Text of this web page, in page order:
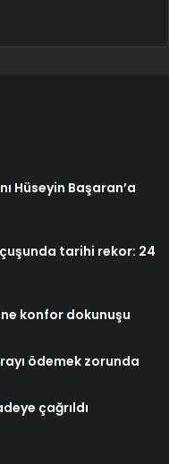
Hüseyin Başaran’a
tarihi rekor: 24
konfor dokunuşu
ödemek zorunda
çağrıldı